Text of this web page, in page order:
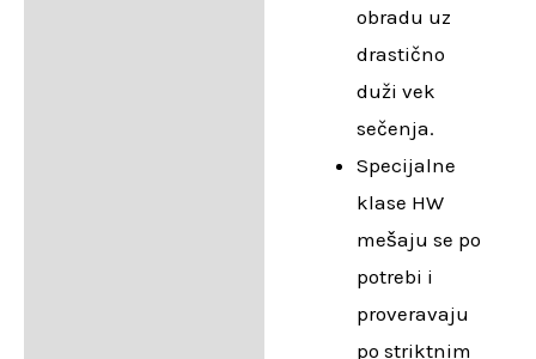
obradu uz
drastično
duži vek
sečenja.
Specijalne
klase HW
mešaju se po
potrebi i
proveravaju
po striktnim